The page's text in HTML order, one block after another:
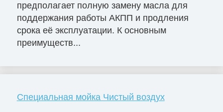
предполагает полную замену масла для
поддержания работы АКПП и продления
срока её эксплуатации. К основным
преимуществ...
Специальная мойка Чистый воздух